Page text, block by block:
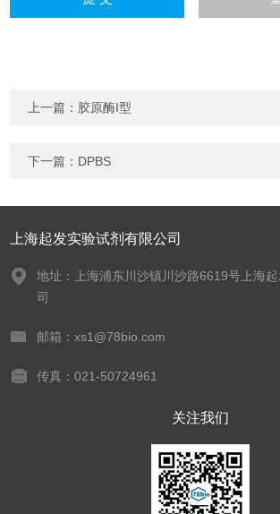
上一篇： 胶原酶I型
下一篇： DPBS
上海起发实验试剂有限公司
地址：上海浦东川沙镇川沙路6619号上海
司
邮箱：xs1@78bio.com
传真：021-50724961
关注我们